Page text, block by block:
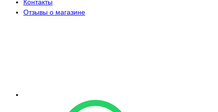
Контакты
Отзывы о магазине